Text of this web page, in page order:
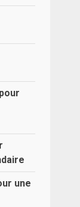
une